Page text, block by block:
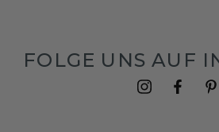
FOLGE UNS AUF